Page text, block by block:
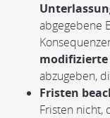
abgegebene
abzugeben,
Fristen
Fristen nicht,